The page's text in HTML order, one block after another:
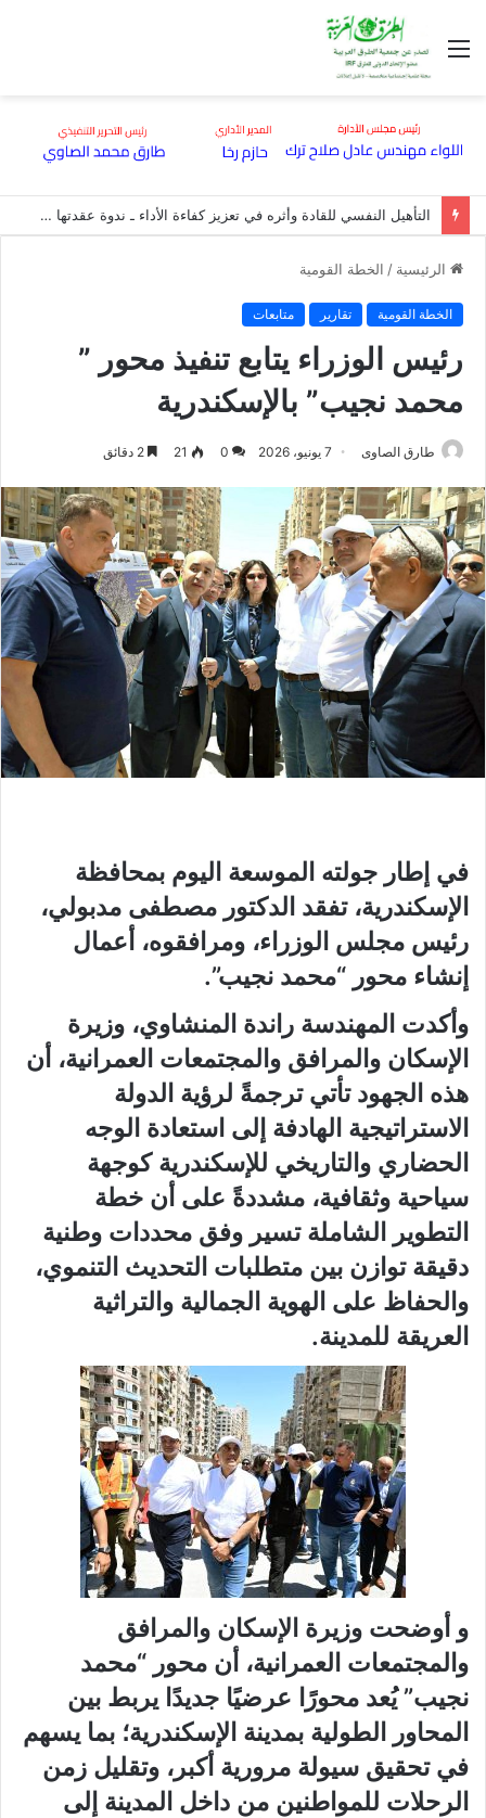
القائمة
التأهيل النفسي للقادة وأثره في تعزيز كفاءة الأداء ـ ندوة عقدتها هيئة الطرق بقاعة مؤتمراتها
الرئيسية / الخطة القومية
الخطة القومية تقارير متابعات
رئيس الوزراء يتابع تنفيذ محور ”
محمد نجيب” بالإسكندرية
طارق الصاوى 7 يونيو، 2026 0
21
في إطار جولته الموسعة اليوم بمحافظة
الإسكندرية، تفقد الدكتور مصطفى مدبولي،
رئيس مجلس الوزراء، ومرافقوه، أعمال
إنشاء محور “محمد نجيب”.
وأكدت المهندسة راندة المنشاوي، وزيرة
الإسكان والمرافق والمجتمعات العمرانية، أن
هذه الجهود تأتي ترجمةً لرؤية الدولة
الاستراتيجية الهادفة إلى استعادة الوجه
الحضاري والتاريخي للإسكندرية كوجهة
سياحية وثقافية، مشددةً على أن خطة
التطوير الشاملة تسير وفق محددات وطنية
دقيقة توازن بين متطلبات التحديث التنموي،
والحفاظ على الهوية الجمالية والتراثية
العريقة للمدينة.
و أوضحت وزيرة الإسكان والمرافق
والمجتمعات العمرانية، أن محور “محمد
نجيب” يُعد محورًا عرضيًا جديدًا يربط بين
المحاور الطولية بمدينة الإسكندرية؛ بما يسهم
في تحقيق سيولة مرورية أكبر، وتقليل زمن
الرحلات للمواطنين من داخل المدينة إلى